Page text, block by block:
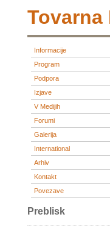
Tovarna
Informacije
Program
Podpora
Izjave
V Medijih
Forumi
Galerija
International
Arhiv
Kontakt
Povezave
Preblisk